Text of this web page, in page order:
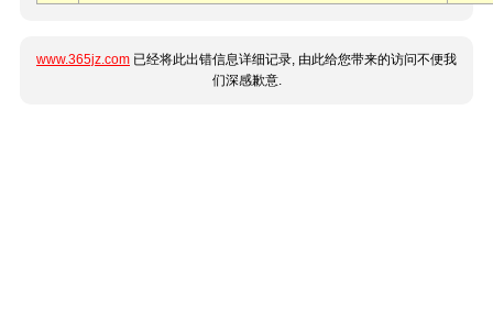
www.365jz.com 已经将此出错信息详细记录, 由此给您带来的访问不便我
们深感歉意.